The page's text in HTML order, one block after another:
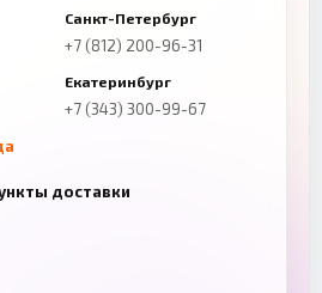
Санкт-Петербург
+7 (812) 200-96-31
Екатеринбург
+7 (343) 300-99-67
доставки